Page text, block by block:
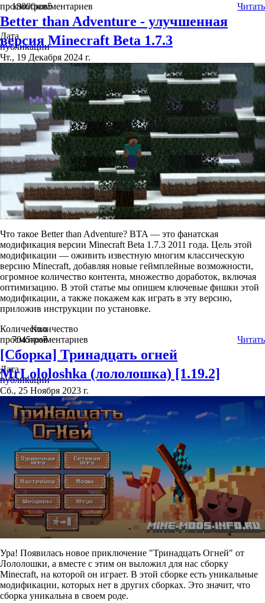
просмотров
18000комментариев
5 Читать
Better than Adventure - улучшенная
версия Minecraft Beta 1.7.3
Дата
публикации
Чт., 19 Декабря 2024 г.
Что такое Better than Adventure? BTA — это фанатская
модификация версии Minecraft Beta 1.7.3 2011 года. Цель этой
модификации — оживить известную многим классическую
версию Minecraft, добавляя новые геймплейные возможности,
огромное количество контента, множество доработок, включая
оптимизацию. В этой статье мы опишем ключевые фишки этой
модификации, а также покажем как играть в эту версию,
приложив инструкции по установке.
Количество
просмотров
7045
Количество
комментариев
7 Читать
[Сборка] Тринадцать огней
MrLololoshka (лололошка) [1.19.2]
Дата
публикации
Сб., 25 Ноября 2023 г.
Ура! Появилась новое приключение "Тринадцать Огней" от
Лололошки, а вместе с этим он выложил для нас сборку
Minecraft, на которой он играет. В этой сборке есть уникальные
модификации, которых нет в других сборках. Это значит, что
сборка уникальна в своем роде.